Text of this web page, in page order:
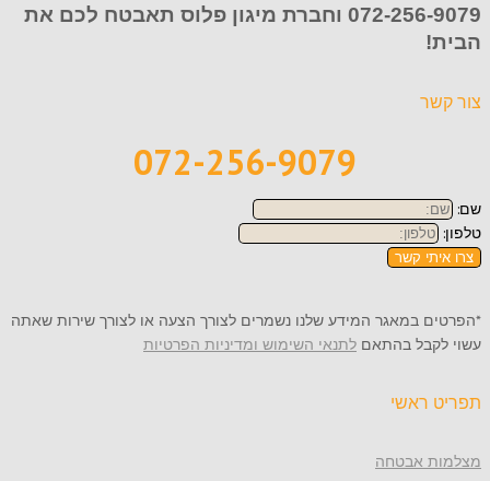
072-256-9079 וחברת מיגון פלוס תאבטח לכם את
הבית!
צור קשר
072-256-9079
שם:
טלפון:
צרו איתי קשר
*הפרטים במאגר המידע שלנו נשמרים לצורך הצעה או לצורך שירות שאתה
עשוי לקבל בהתאם לתנאי השימוש ומדיניות הפרטיות
תפריט ראשי
מצלמות אבטחה